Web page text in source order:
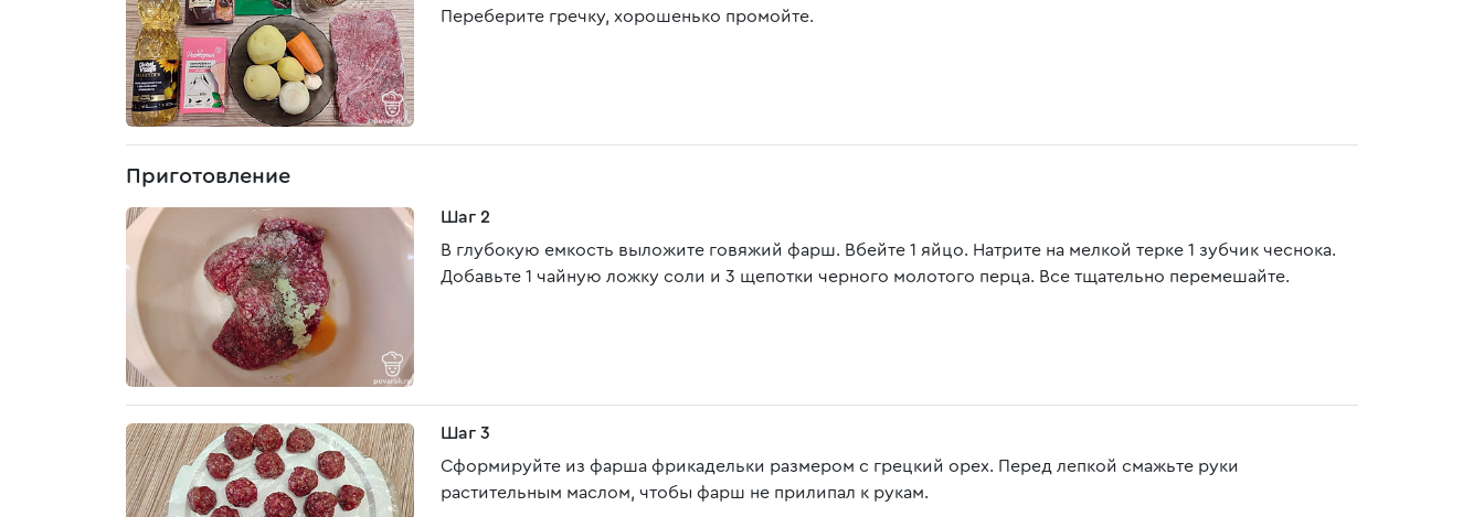
Переберите гречку, хорошенько промойте.
Приготовление
Шаг 2
В глубокую емкость выложите говяжий фарш. Вбейте 1 яйцо. Натрите на мелкой терке 1 зубчик чеснока.
Добавьте 1 чайную ложку соли и 3 щепотки черного молотого перца. Все тщательно перемешайте.
Шаг 3
Сформируйте из фарша фрикадельки размером с грецкий орех. Перед лепкой смажьте руки
растительным маслом, чтобы фарш не прилипал к рукам.